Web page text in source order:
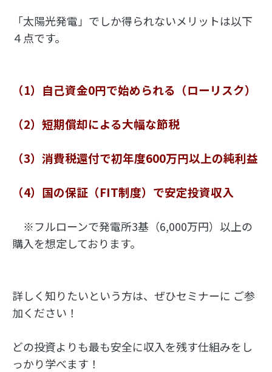
「太陽光発電」でしか得られないメリットは以下
４点です。
（1）自己資金0円で始められる（ローリスク）
（2）短期償却による大幅な節税
（3）消費税還付で初年度600万円以上の純利益
（4）国の保証（FIT制度）で安定投資収入
※フルローンで発電所3基（6,000万円）以上の
購入を想定しております。
詳しく知りたいという方は、ぜひセミナーに ご参
加ください！
どの投資よりも最も安全に収入を残す仕組みをし
っかり学べます！